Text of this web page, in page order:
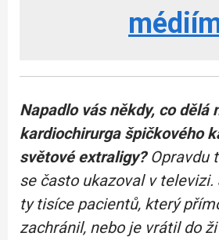
Napadlo vás někdy, co dělá
kardiochirurga špičkového
světové extraligy?Opravdu
se často ukazoval v
ty tisíce pacientů, který
zachránil, nebo je vrátil do